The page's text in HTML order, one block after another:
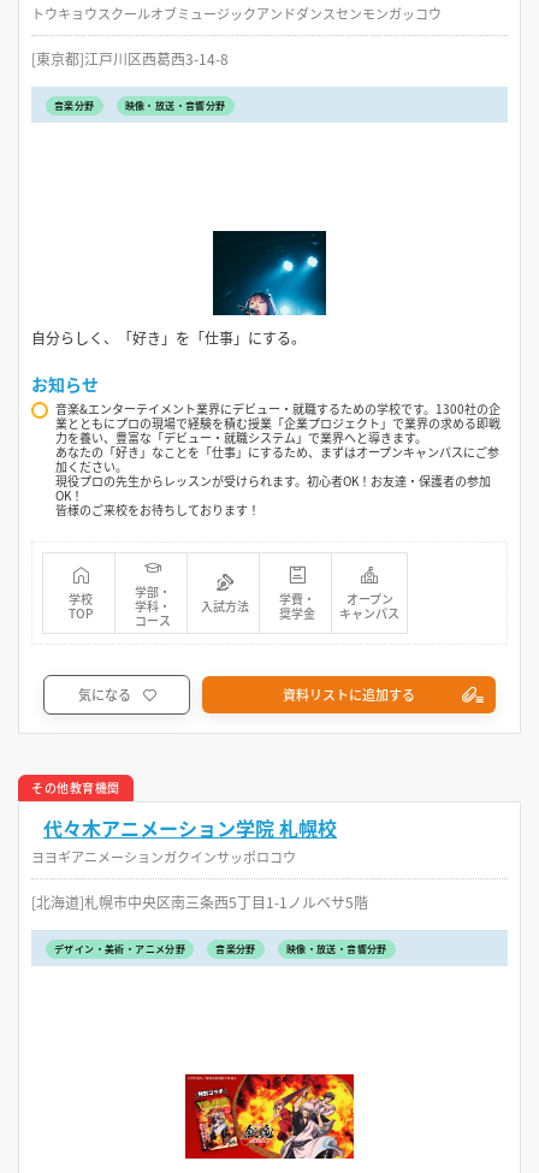
トウキョウスクールオブミュージックアンドダンスセンモンガッコウ
[東京都]江戸川区西葛西3-14-8
音楽分野 映像・放送・音響分野
自分らしく、「好き」を「仕事」にする。
お知らせ
音楽&エンターテイメント業界にデビュー・就職するための学校です。1300社の企
業とともにプロの現場で経験を積む授業「企業プロジェクト」で業界の求める即戦
力を養い、豊富な「デビュー・就職システム」で業界へと導きます。
あなたの「好き」なことを「仕事」にするため、まずはオープンキャンパスにご参
加ください。
現役プロの先生からレッスンが受けられます。初心者OK！お友達・保護者の参加
OK！
皆様のご来校をお待ちしております！
学校
TOP
学部・
学科・
コース
入試方法
学費・
奨学金
オープン
キャンパス
気になる 資料リストに追加する
その他教育機関
代々木アニメーション学院 札幌校
ヨヨギアニメーションガクインサッポロコウ
[北海道]札幌市中央区南三条西5丁目1-1ノルベサ5階
デザイン・美術・アニメ分野 音楽分野 映像・放送・音響分野